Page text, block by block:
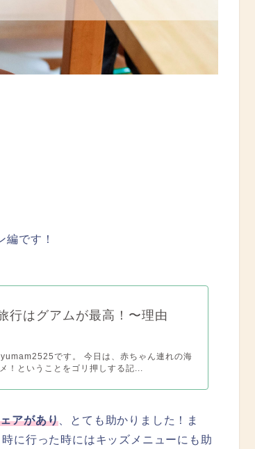
です！
行はグアムが最高！〜理由
です。 今日は、赤ちゃん連れの海
！ということをゴリ押しする記...
アがあり 、とても助かりました！ま
時に行った時にはキッズメニューにも助